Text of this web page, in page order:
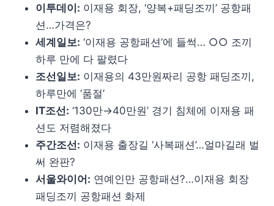
이투데이: 이재용 회장, ‘양복+패딩조끼’ 공항패
션…가격은?
세계일보: ‘이재용 공항패션’에 들썩… ○○ 조끼
하루 만에 다 팔렸다
조선일보: 이재용의 43만원짜리 공항 패딩조끼,
하루만에 ‘품절’
IT조선: ‘130만→40만원’ 경기 침체에 이재용 패
션도 저렴해졌다
주간조선: 이재용 출장길 ‘사복패션’…얼마길래 벌
써 완판?
서울와이어: 연예인만 공항패션?…이재용 회장
패딩조끼 공항패션 화제